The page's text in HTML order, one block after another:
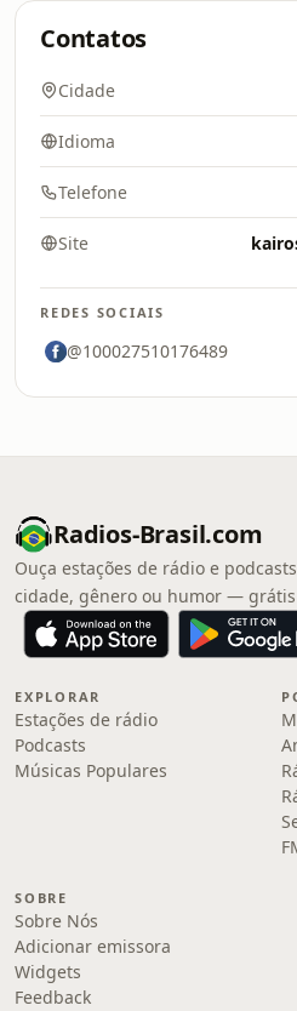
Contatos
Cidade
Idioma
Telefone
Site
REDES SOCIAIS
@100027510176489
Radios-Brasil.com
Ouça estações de rádio e
cidade, gênero ou humor —
EXPLORAR
Estações de rádio
Podcasts
Músicas Populares
SOBRE
Sobre Nós
Adicionar emissora
Widgets
Feedback